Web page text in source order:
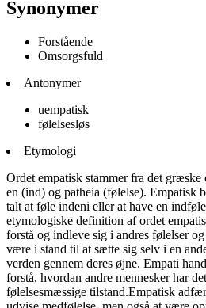
Synonymer
Forstående
Omsorgsfuld
Antonymer
uempatisk
følelsesløs
Etymologi
Ordet empatisk stammer fra det græske
en (ind) og patheia (følelse). Empatisk
talt at føle indeni eller at have en
etymologiske definition af ordet
forstå og indleve sig i andres følelser
være i stand til at sætte sig selv i en
verden gennem deres øjne. Empati
forstå, hvordan andre mennesker har
følelsesmæssige tilstand.Empatisk